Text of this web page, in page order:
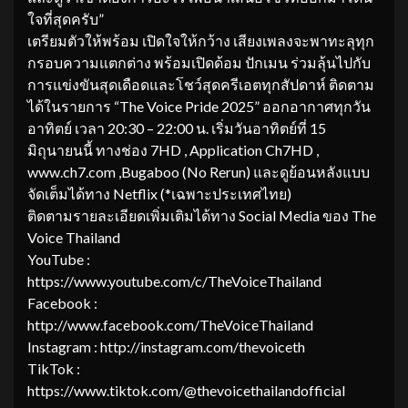
ใจที่สุดครับ”
เตรียมตัวให้พร้อม เปิดใจให้กว้าง เสียงเพลงจะพาทะลุทุก
กรอบความแตกต่าง พร้อมเปิดด้อม ปักเมน ร่วมลุ้นไปกับ
การแข่งขันสุดเดือดและโชว์สุดครีเอตทุกสัปดาห์ ติดตาม
ได้ในรายการ “The Voice Pride 2025” ออกอากาศทุกวัน
อาทิตย์ เวลา 20:30 – 22:00 น. เริ่มวันอาทิตย์ที่ 15
มิถุนายนนี้ ทางช่อง 7HD , Application Ch7HD ,
www.ch7.com ,Bugaboo (No Rerun) และดูย้อนหลังแบบ
จัดเต็มได้ทาง Netflix (*เฉพาะประเทศไทย)
ติดตามรายละเอียดเพิ่มเติมได้ทาง Social Media ของ The
Voice Thailand
YouTube :
https://www.youtube.com/c/TheVoiceThailand
Facebook :
http://www.facebook.com/TheVoiceThailand
Instagram : http://instagram.com/thevoiceth
TikTok :
https://www.tiktok.com/@thevoicethailandofficial